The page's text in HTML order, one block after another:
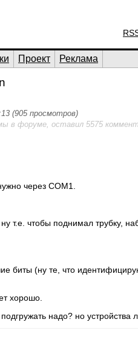
Проект Реклама
(905 просмотров)
в форуме, оставил 5575
через COM1.
т.е. чтобы поднимал трубку,
биты (ну те, что
хорошо.
надо? но устройства